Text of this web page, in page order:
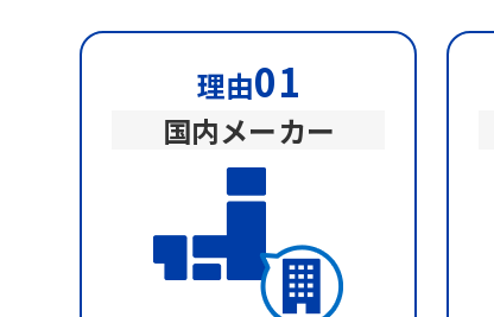
理由01
国内メーカー